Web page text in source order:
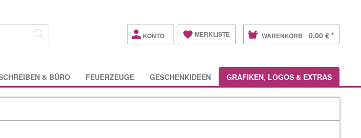
KONTO MERKLISTE WARENKORB 0,00 € *
& BÜRO FEUERZEUGE GESCHENKIDEEN GRAFIKEN, LOGOS & EXTRAS